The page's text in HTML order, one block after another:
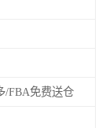
/FBA免费送仓